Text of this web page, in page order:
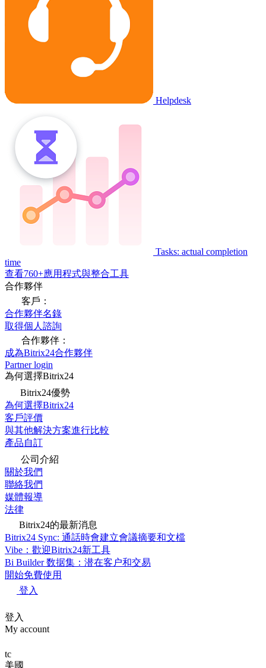
Helpdesk
Tasks: actual completion
time
查看760+應用程式與整合工具
合作夥伴
客戶：
合作夥伴名錄
取得個人諮詢
合作夥伴：
成為Bitrix24合作夥伴
Partner login
為何選擇Bitrix24
Bitrix24優勢
為何選擇Bitrix24
客戶評價
與其他解決方案進行比較
產品自訂
公司介紹
關於我們
聯絡我們
媒體報導
法律
Bitrix24的最新消息
Bitrix24 Sync: 通話時會建立會議摘要和文檔
Vibe：歡迎Bitrix24新工具
Bi Builder 数据集：潜在客户和交易
開始免費使用
登入
登入
My account
tc
美國